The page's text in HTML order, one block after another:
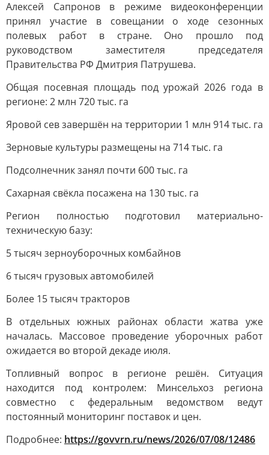
Алексей Сапронов в режиме видеоконференции
принял участие в совещании о ходе сезонных
полевых работ в стране. Оно прошло под
руководством заместителя председателя
Правительства РФ Дмитрия Патрушева.
Общая посевная площадь под урожай 2026 года в
регионе: 2 млн 720 тыс. га
Яровой сев завершён на территории 1 млн 914 тыс. га
Зерновые культуры размещены на 714 тыс. га
Подсолнечник занял почти 600 тыс. га
Сахарная свёкла посажена на 130 тыс. га
Регион полностью подготовил материально-
техническую базу:
5 тысяч зерноуборочных комбайнов
6 тысяч грузовых автомобилей
Более 15 тысяч тракторов
В отдельных южных районах области жатва уже
началась. Массовое проведение уборочных работ
ожидается во второй декаде июля.
Топливный вопрос в регионе решён. Ситуация
находится под контролем: Минсельхоз региона
совместно с федеральным ведомством ведут
постоянный мониторинг поставок и цен.
Подробнее: https://govvrn.ru/news/2026/07/08/12486